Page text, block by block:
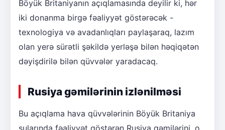
Böyük Britaniyanın açıqlamasında deyilir ki, hər
iki donanma birgə fəaliyyət göstərəcək -
texnologiya və avadanlıqları paylaşaraq, lazım
olan yerə sürətli şəkildə yerləşə bilən həqiqətən
dəyişdirilə bilən qüvvələr yaradacaq.
Rusiya gəmilərinin izlənilməsi
Bu açıqlama hava qüvvələrinin Böyük Britaniya